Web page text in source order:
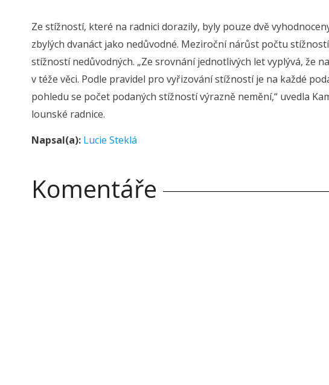
Ze stížností, které na radnici dorazily, byly pouze dvě
zbylých dvanáct jako nedůvodné. Meziroční nárůst počtu
stížností nedůvodných. „Ze srovnání jednotlivých let vyplývá, že
v téže věci. Podle pravidel pro vyřizování stížností je na každé
pohledu se počet podaných stížností výrazně nemění,“ uvedla
lounské radnice.
Napsal(a): Lucie Steklá
Komentáře